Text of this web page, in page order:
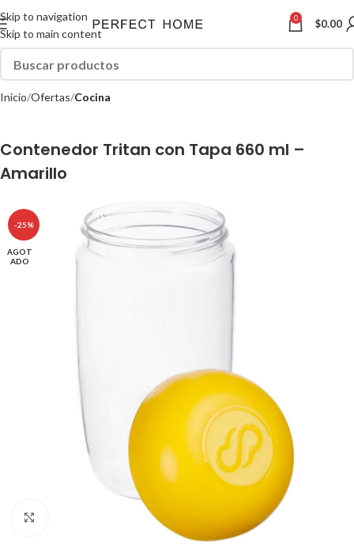
Skip to navigation
Skip to main content
0 $0.00
Inicio Ofertas Cocina
Contenedor Tritan con Tapa 660 ml –
Amarillo
-25%
AGOT
ADO